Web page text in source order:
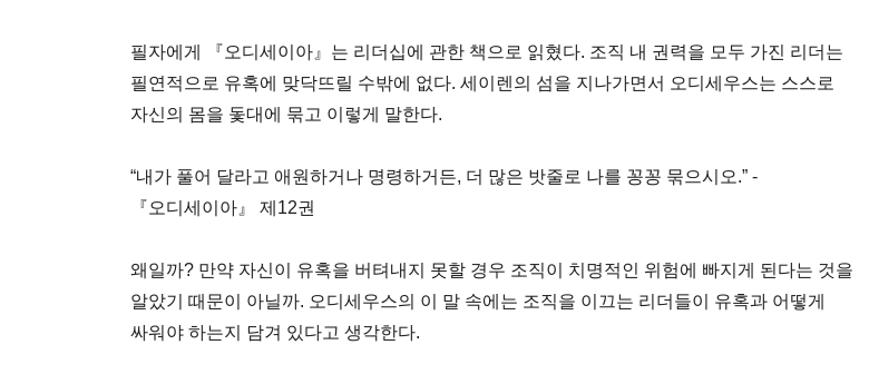
필자에게 『오디세이아』는 리더십에 관한 책으로 읽혔다. 조직 내 권력을 모두 가진 리더는
필연적으로 유혹에 맞닥뜨릴 수밖에 없다. 세이렌의 섬을 지나가면서 오디세우스는 스스로
자신의 몸을 돛대에 묶고 이렇게 말한다.
“내가 풀어 달라고 애원하거나 명령하거든, 더 많은 밧줄로 나를 꽁꽁 묶으시오.” -
『오디세이아』 제12권
왜일까? 만약 자신이 유혹을 버텨내지 못할 경우 조직이 치명적인 위험에 빠지게 된다는 것을
알았기 때문이 아닐까. 오디세우스의 이 말 속에는 조직을 이끄는 리더들이 유혹과 어떻게
싸워야 하는지 담겨 있다고 생각한다.